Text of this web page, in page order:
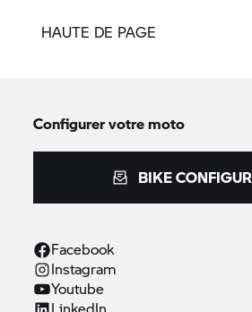
HAUTE DE PAGE
Configurer votre moto
BIKE
Facebook
Instagram
Youtube